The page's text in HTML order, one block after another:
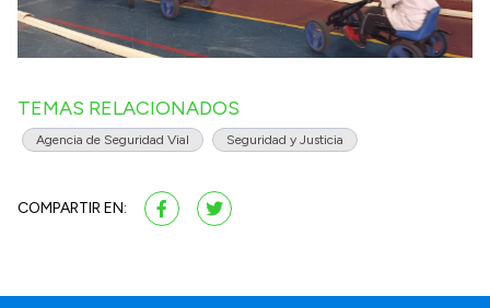
TEMAS RELACIONADOS
Agencia de Seguridad Vial Seguridad y Justicia
COMPARTIR EN: